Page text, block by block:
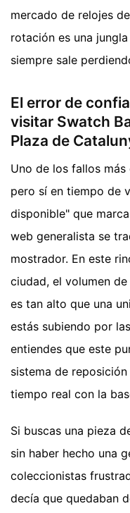
mercado de relojes
rotación es una
siempre sale
El error de
visitar Swatch
Plaza de
Uno de los fallos
pero sí en tiempo de
disponible" que
web generalista se
mostrador. En este
ciudad, el volumen
es tan alto que una
estás subiendo por
entiendes que este
sistema de
tiempo real con la
Si buscas una pieza
sin haber hecho una
coleccionistas
decía que quedaban